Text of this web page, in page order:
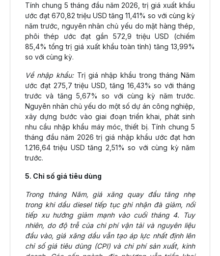
Tính chung 5 tháng đầu năm 2026, trị giá xuất khẩu
ước đạt 670,82 triệu USD tăng 11,41% so với cùng kỳ
năm trước, nguyên nhân chủ yếu do mặt hàng thép,
phôi thép ước đạt gần 572,9 triệu USD (chiếm
85,4% tổng trị giá xuất khẩu toàn tỉnh) tăng 13,99%
so với cùng kỳ.
Về nhập khẩu: Trị giá nhập khẩu trong tháng Năm
ước đạt 275,7 triệu USD, tăng 16,43% so với tháng
trước và tăng 5,67% so với cùng kỳ năm trước.
Nguyên nhân chủ yếu do một số dự án công nghiệp,
xây dựng bước vào giai đoạn triển khai, phát sinh
nhu cầu nhập khẩu máy móc, thiết bị. Tính chung 5
tháng đầu năm 2026 trị giá nhập khẩu ước đạt hơn
1.216,64 triệu USD tăng 2,51% so với cùng kỳ năm
trước.
5. Chỉ số giá tiêu dùng
Trong tháng Năm, giá xăng quay đầu tăng nhẹ
trong khi dầu diesel tiếp tục ghi nhận đà giảm, nối
tiếp xu hướng giảm mạnh vào cuối tháng 4. Tuy
nhiên, do độ trễ của chi phí vận tải và nguyên liệu
đầu vào, giá xăng dầu vẫn tạo áp lực nhất định lên
chỉ số giá tiêu dùng (CPI) và chi phí sản xuất, kinh